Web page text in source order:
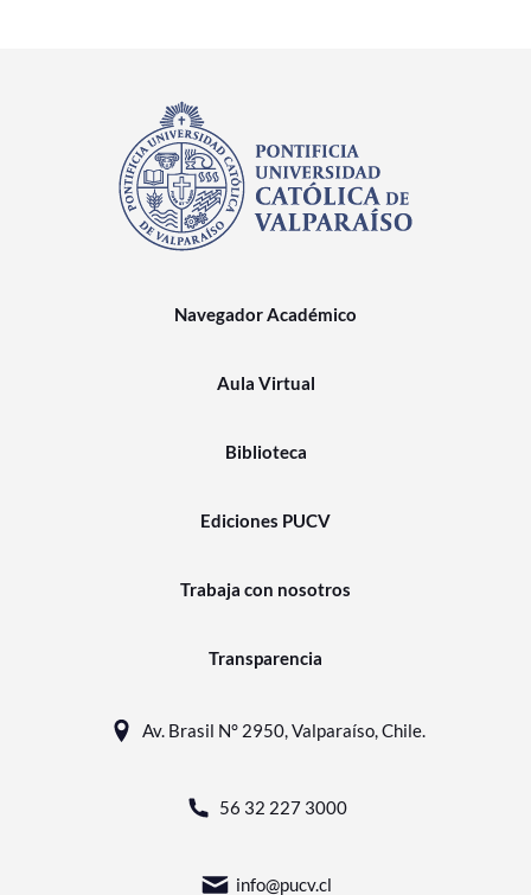
Navegador Académico
Aula Virtual
Biblioteca
Ediciones PUCV
Trabaja con nosotros
Transparencia
Av. Brasil N° 2950, Valparaíso, Chile.
56 32 227 3000
info@pucv.cl